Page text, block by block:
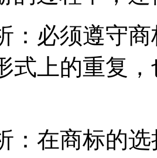
：必须遵守
式上的重复
：在商标的